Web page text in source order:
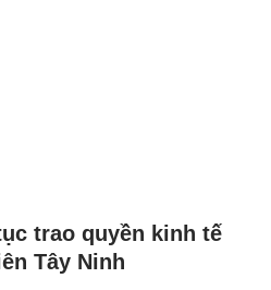
trao quyền kinh tế
Tây Ninh